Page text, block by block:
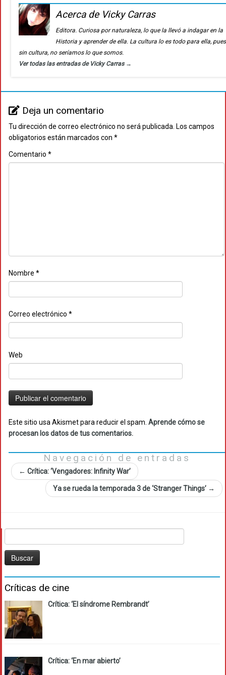
Acerca de Vicky Carras
Editora. Curiosa por naturaleza, lo que la llevó a indagar en la
Historia y aprender de ella. La cultura lo es todo para ella, pues
sin cultura, no seríamos lo que somos.
Ver todas las entradas de Vicky Carras →
Deja un comentario
Tu dirección de correo electrónico no será publicada. Los campos
obligatorios están marcados con *
Comentario *
Nombre *
Correo electrónico *
Web
Este sitio usa Akismet para reducir el spam. Aprende cómo se
procesan los datos de tus comentarios.
Navegación de entradas
← Crítica: ‘Vengadores: Infinity War’
Ya se rueda la temporada 3 de ‘Stranger Things’ →
Críticas de cine
Crítica: ‘El síndrome Rembrandt’
Crítica: ‘En mar abierto’